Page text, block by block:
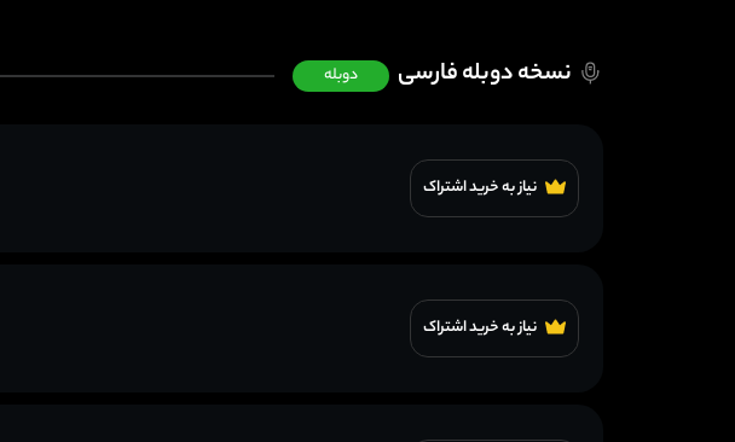
نسخه دوبله فارسی دوبله
نیاز به خرید اشتراک
نیاز به خرید اشتراک